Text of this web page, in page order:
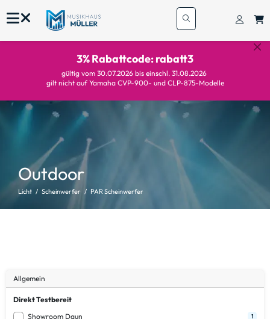
3% Rabattcode: rabatt3
gültig vom 30.07.2026 bis einschl. 31.08.2026
gilt nicht auf Yamaha CVP-900- und CLP-875-Modelle
Outdoor
Licht Scheinwerfer PAR Scheinwerfer
Allgemein
Direkt Testbereit
Showroom Daun
1